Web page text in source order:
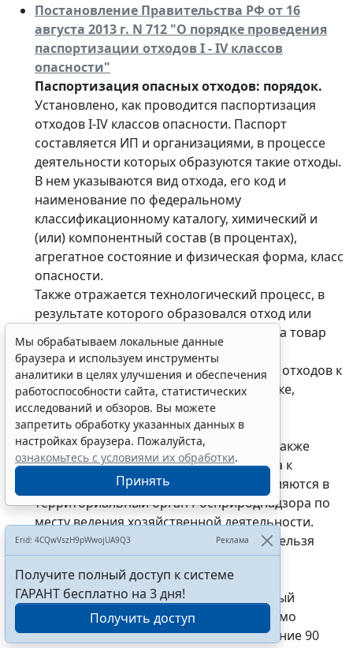
Постановление Правительства РФ от 16
августа 2013 г. N 712 "О порядке проведения
паспортизации отходов I - IV классов
опасности"
Паспортизация опасных отходов: порядок.
Установлено, как проводится паспортизация
отходов I-IV классов опасности. Паспорт
составляется ИП и организациями, в процессе
деятельности которых образуются такие отходы.
В нем указываются вид отхода, его код и
наименование по федеральному
классификационному каталогу, химический и
(или) компонентный состав (в процентах),
агрегатное состояние и физическая форма, класс
опасности.
Также отражается технологический процесс, в
результате которого образовался отход или
утратил свои потребительские свойства товар
(продукция).
ИП и юрлица подтверждают отнесение отходов к
конкретному классу опасности в порядке,
установленном Минприроды России.
Копия паспорта, заверенного
предпринимателем (организацией), а также
копии документов об отнесении отхода к
конкретному классу опасности направляются в
территориальный орган Росприроднадзора по
месту ведения хозяйственной деятельности.
Паспорт действует бессрочно. В него нельзя
вносить изменения.
Приведена типовая форма паспорта.
Если отходы не включены в федеральный
классификационный каталог, необходимо
подтвердить их класс опасности в течение 90
Мы обрабатываем локальные данные
браузера и используем инструменты
аналитики в целях улучшения и обеспечения
работоспособности сайта, статистических
исследований и обзоров. Вы можете
запретить обработку указанных данных в
настройках браузера. Пожалуйста,
ознакомьтесь с условиями их обработки.
Принять
Erid: 4CQwVszH9pWwojUA9Q3 Реклама
Получите полный доступ к системе
ГАРАНТ бесплатно на 3 дня!
Получить доступ